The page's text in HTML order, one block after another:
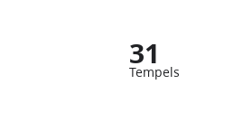
31
Tempels